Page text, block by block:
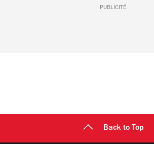
PUBLICITÉ
Back to Top